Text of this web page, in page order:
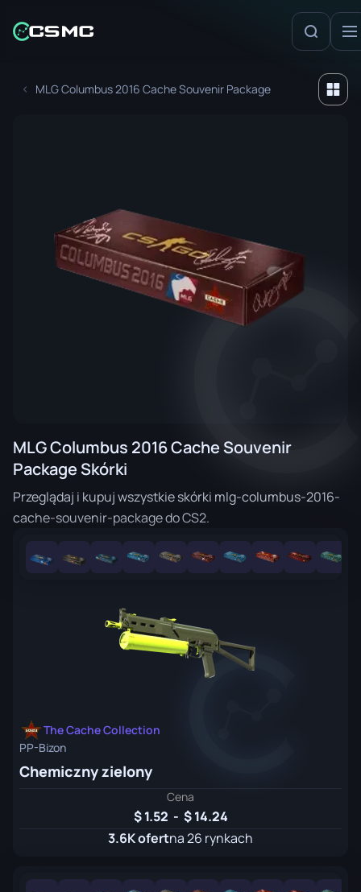
MLG Columbus 2016 Cache Souvenir Package
MLG Columbus 2016 Cache Souvenir
Package Skórki
Przeglądaj i kupuj wszystkie skórki mlg-columbus-2016-
cache-souvenir-package do CS2.
The Cache Collection
PP-Bizon
Chemiczny zielony
Cena
1.52 -
14.24
3.6K ofertna 26 rynkach